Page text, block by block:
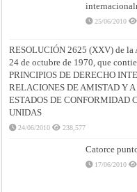
25/06/2010
RESOLUCIÓN 2625 (XXV) de la
24 de octubre de 1970, que
PRINCIPIOS DE DERECHO
RELACIONES DE AMISTAD Y
ESTADOS DE CONFORMIDAD
UNIDAS
24/06/2010 238,577
Catorce
17/06/2010